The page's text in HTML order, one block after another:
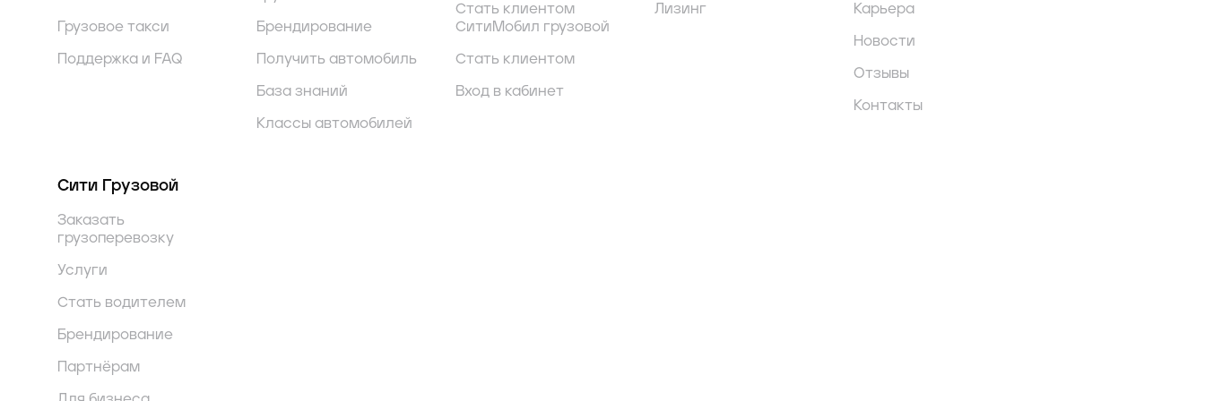
Грузовое такси
Поддержка и FAQ
Брендирование
Получить автомобиль
База знаний
Классы автомобилей
Стать клиентом
СитиМобил грузовой
Стать клиентом
Вход в кабинет
Лизинг Карьера
Новости
Отзывы
Контакты
Сити Грузовой
Заказать
грузоперевозку
Услуги
Стать водителем
Брендирование
Партнёрам